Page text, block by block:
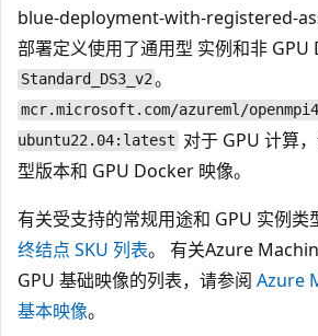
blue-deployment-with-registered-
部署定义使用了通用型 实例和非 GPU
Standard_DS3_v2。
mcr.microsoft.com/azureml/
ubuntu22.04:latest 对于 GPU 计算
型版本和 GPU Docker 映像。
有关受支持的常规用途和 GPU 实例类
终结点 SKU 列表。 有关Azure
GPU 基础映像的列表，请参阅 Azure
基本映像。